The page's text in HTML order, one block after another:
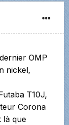
OMP
nickel,
T10J,
Corona
là que